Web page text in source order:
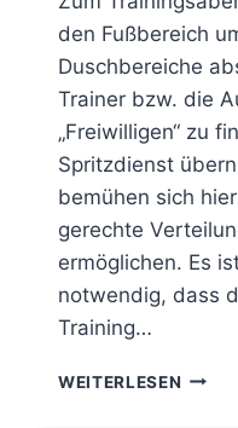
den Fußbereich
Duschbereiche
Trainer bzw. die
„Freiwilligen“ zu
Spritzdienst
bemühen sich
gerechte
ermöglichen. Es
notwendig, dass
Training…
WEITERLESEN